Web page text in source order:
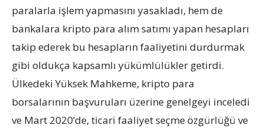
paralarla işlem yapmasını yasakladı, hem de
bankalara kripto para alım satımı yapan hesapları
takip ederek bu hesapların faaliyetini durdurmak
gibi oldukça kapsamlı yükümlülükler getirdi.
Ülkedeki Yüksek Mahkeme, kripto para
borsalarının başvuruları üzerine genelgeyi inceledi
ve Mart 2020’de, ticari faaliyet seçme özgürlüğü ve